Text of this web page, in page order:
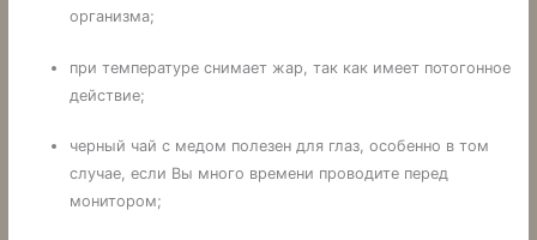
организма;
при температуре снимает жар, так как имеет потогонное
действие;
черный чай с медом полезен для глаз, особенно в том
случае, если Вы много времени проводите перед
монитором;